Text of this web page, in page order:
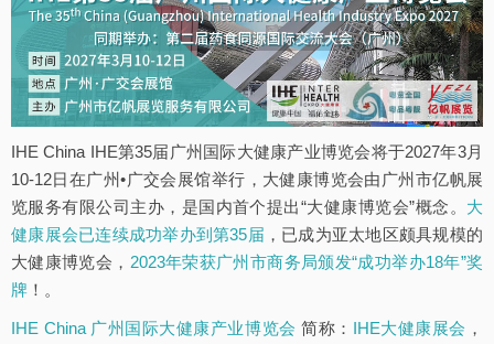
IHE China IHE第35届广州国际大健康产业博览会将于2027年3月
10-12日在广州•广交会展馆举行，大健康博览会由广州市亿帆展
览服务有限公司主办，是国内首个提出“大健康博览会”概念。 大
健康展会已连续成功举办到第35届 ，已成为亚太地区颇具规模的
大健康博览会， 2023年荣获广州市商务局颁发“成功举办18年”奖
牌 ！。
IHE China 广州国际大健康产业博览会 简称： IHE大健康展会 ，